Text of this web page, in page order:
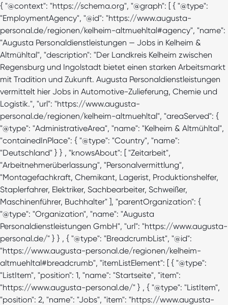
{ "@context": "https://schema.org", "@graph": [ { "@type":
"EmploymentAgency", "@id": "https://www.augusta-
personal.de/regionen/kelheim-altmuehltal#agency", "name":
"Augusta Personaldienstleistungen — Jobs in Kelheim &
Altmühltal", "description": "Der Landkreis Kelheim zwischen
Regensburg und Ingolstadt bietet einen starken Arbeitsmarkt
mit Tradition und Zukunft. Augusta Personaldienstleistungen
vermittelt hier Jobs in Automotive-Zulieferung, Chemie und
Logistik.", "url": "https://www.augusta-
personal.de/regionen/kelheim-altmuehltal", "areaServed": {
"@type": "AdministrativeArea", "name": "Kelheim & Altmühltal",
"containedInPlace": { "@type": "Country", "name":
"Deutschland" } } , "knowsAbout": [ "Zeitarbeit",
"Arbeitnehmerüberlassung", "Personalvermittlung",
"Montagefachkraft, Chemikant, Lagerist, Produktionshelfer,
Staplerfahrer, Elektriker, Sachbearbeiter, Schweißer,
Maschinenführer, Buchhalter" ], "parentOrganization": {
"@type": "Organization", "name": "Augusta
Personaldienstleistungen GmbH", "url": "https://www.augusta-
personal.de/" } } , { "@type": "BreadcrumbList", "@id":
"https://www.augusta-personal.de/regionen/kelheim-
altmuehltal#breadcrumb", "itemListElement": [ { "@type":
"ListItem", "position": 1, "name": "Startseite", "item":
"https://www.augusta-personal.de/" } , { "@type": "ListItem",
"position": 2, "name": "Jobs", "item": "https://www.augusta-